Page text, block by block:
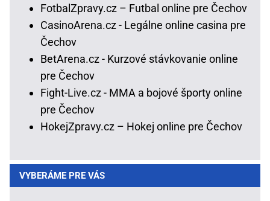
FotbalZpravy.cz – Futbal online pre Čechov
CasinoArena.cz - Legálne online casina pre
Čechov
BetArena.cz - Kurzové stávkovanie online
pre Čechov
Fight-Live.cz - MMA a bojové športy online
pre Čechov
HokejZpravy.cz – Hokej online pre Čechov
VYBERÁME PRE VÁS